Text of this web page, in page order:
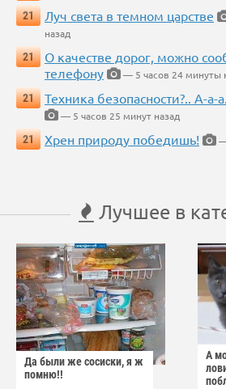
21
Луч света в темном царстве
назад
21
О качестве дорог, можно
телефону
— 5 часов 24 минуты
21
Техника безопасности?.. А-
— 5 часов 25 минут назад
21
Хрен природу победишь!
Лучшее в
Да были же сосиски, я ж
помню!!
А